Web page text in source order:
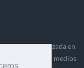
especializada en
diversos medios